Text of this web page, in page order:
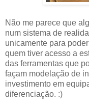
Não me parece que
num sistema de
unicamente para
quem tiver acesso a
das ferramentas que
façam modelação de
investimento em
diferenciação. :)